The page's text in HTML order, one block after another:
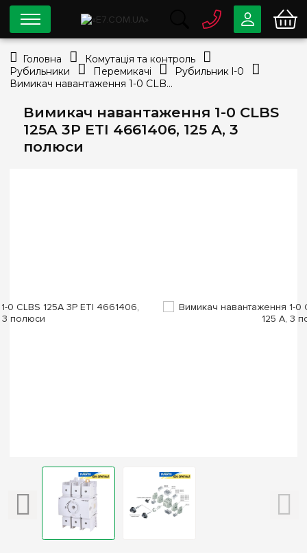
Вимикач навантаження 1-0 CLBS
125A 3P ETI 4661406, 125 А, 3
полюси
0 80033-63-07
Безкоштовно
info@e7.com.ua
Viber Telegram
Головна
Комутація та контроль
Рубильники
Перемикачі
Рубильник l-0
Вимикач навантаження 1-0 CLBS 125A 3P ETI 4661406, 125 А, 3 полюси